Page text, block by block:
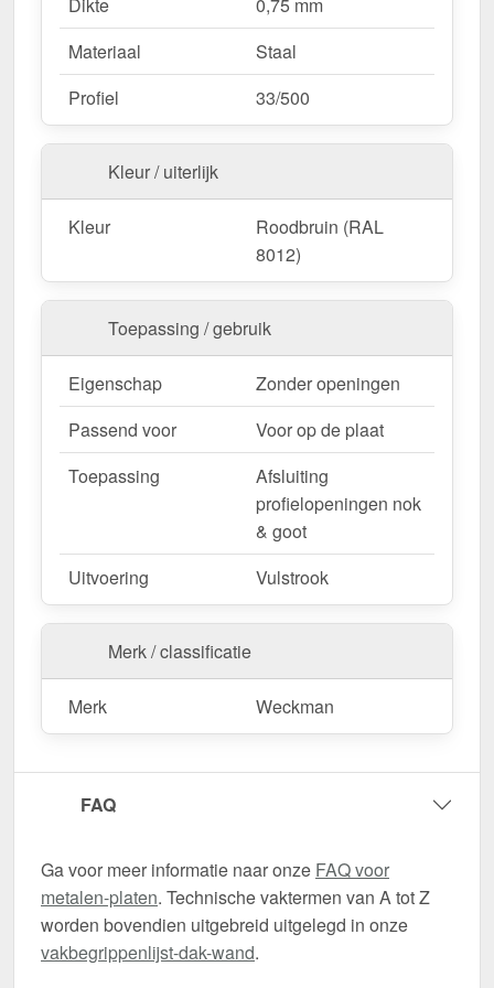
Materiaal
Staal
Profiel
33/500
Kleur / uiterlijk
Kleur
Roodbruin (RAL
8012)
Toepassing / gebruik
Eigenschap
Zonder openingen
Passend voor
Voor op de plaat
Toepassing
Afsluiting
profielopeningen nok
& goot
Uitvoering
Vulstrook
Merk / classificatie
Merk Weckman
FAQ
Ga voor meer informatie naar onze FAQ voor
metalen-platen. Technische vaktermen van A tot Z
worden bovendien uitgebreid uitgelegd in onze
vakbegrippenlijst-dak-wand.